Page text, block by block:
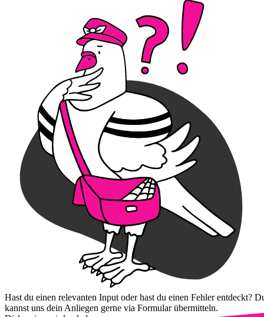
Hast du einen relevanten Input oder hast du einen Fehler entdeckt?
kannst uns dein Anliegen gerne via Formular übermitteln.